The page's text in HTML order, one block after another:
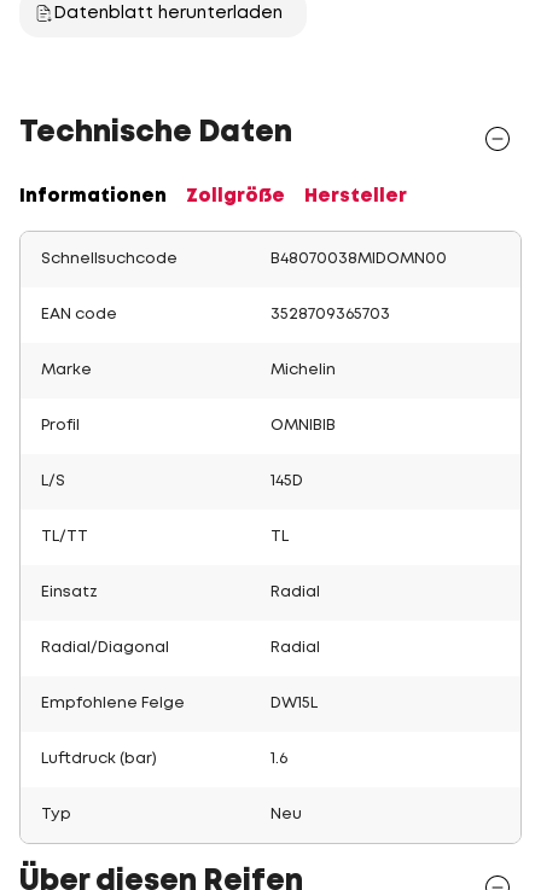
Datenblatt herunterladen
Technische Daten
Informationen Zollgröße Hersteller
Schnellsuchcode B48070038MIDOMN00
EAN code 3528709365703
Marke Michelin
Profil OMNIBIB
L/S 145D
TL/TT
Einsatz Radial
Radial/Diagonal Radial
Empfohlene Felge DW15L
Luftdruck (bar) 1.6
Typ Neu
Über diesen Reifen